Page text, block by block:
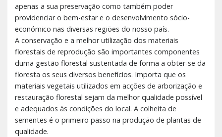
apenas a sua preservação como também poder
providenciar o bem-estar e o desenvolvimento sócio-
económico nas diversas regiões do nosso país.
A conservação e a melhor utilização dos materiais
florestais de reprodução são importantes componentes
duma gestão florestal sustentada de forma a obter-se da
floresta os seus diversos benefícios. Importa que os
materiais vegetais utilizados em acções de arborização e
restauração florestal sejam da melhor qualidade possível
e adequados às condições do local. A colheita de
sementes é o primeiro passo na produção de plantas de
qualidade.